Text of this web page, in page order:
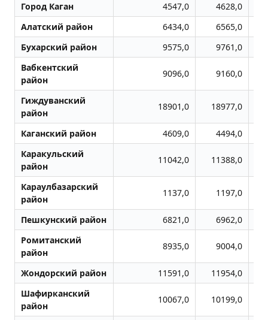
Город Каган
4547,0
4628,0
Алатский район
6434,0
6565,0
Бухарский район
9575,0 9761,0
Вабкентский
район
9096,0 9160,0
Гиждуванский
район
18901,0 18977,0
Каганский район 4609,0
4494,0
Каракульский
район
11042,0 11388,0
Караулбазарский
район
1137,0 1197,0
Пешкунский район 6821,0
6962,0
Ромитанский
район
8935,0 9004,0
Жондоpский район 11591,0 11954,0
Шафирканский
район
10067,0 10199,0